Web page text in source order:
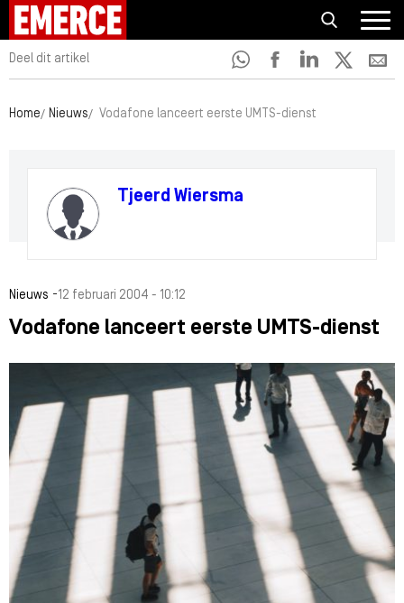
Deel dit artikel
Home Nieuws Vodafone lanceert eerste UMTS-dienst
Tjeerd Wiersma
Nieuws -12 februari 2004 - 10:12
Vodafone lanceert eerste UMTS-dienst